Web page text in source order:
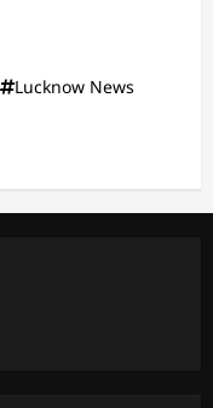
Lucknow News